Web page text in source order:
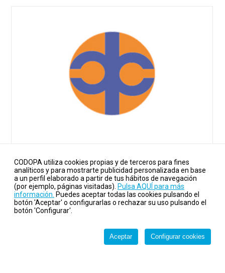
COOPERACION
Web:https://universidadabierta.org
Dirección:C/ Río Nora 2, Bajo 2 - 33010 Oviedo
Teléfono:+34 985 088 809 / 622 005 270
Email:instituto@universidadabierta.org
CODOPA utiliza cookies propias y de terceros para fines
analíticos y para mostrarte publicidad personalizada en base
a un perfil elaborado a partir de tus hábitos de navegación
(por ejemplo, páginas visitadas). Pulsa AQUÍ para más
información. Puedes aceptar todas las cookies pulsando el
botón 'Aceptar' o configurarlas o rechazar su uso pulsando el
botón 'Configurar'.
Aceptar Configurar cookies